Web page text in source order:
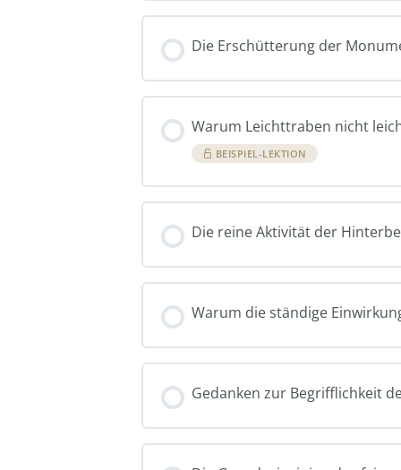
Die Erschütterung der
Warum Leichttraben nicht
BEISPIEL-LEKTION
Die reine Aktivität der
Warum die ständige
Gedanken zur Begrifflichkeit